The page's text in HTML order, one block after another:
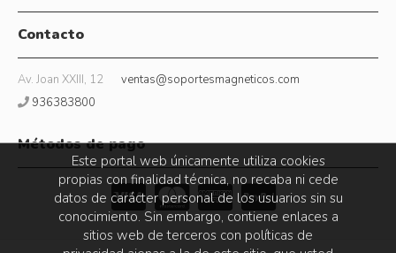
Contacto
Av. Joan XXIII, 12
ventas@soportesmagneticos.com
936383800
Métodos de pago
Este portal web únicamente utiliza cookies
propias con finalidad técnica, no recaba ni cede
datos de carácter personal de los usuarios sin su
conocimiento. Sin embargo, contiene enlaces a
sitios web de terceros con políticas de